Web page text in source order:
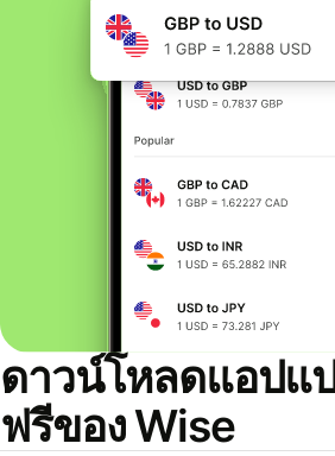
ดาวน์โหลดแอปแ
ฟรีของ Wise